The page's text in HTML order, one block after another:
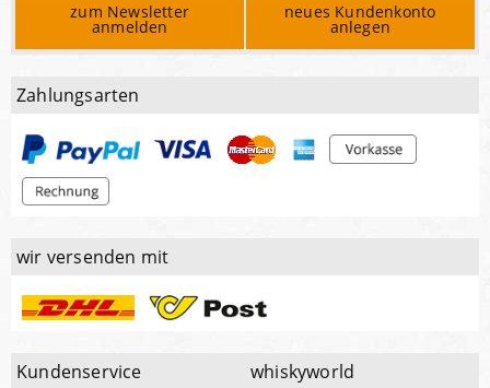
zum Newsletter
anmelden
neues Kundenkonto
anlegen
Zahlungsarten
wir versenden mit
Kundenservice whiskyworld